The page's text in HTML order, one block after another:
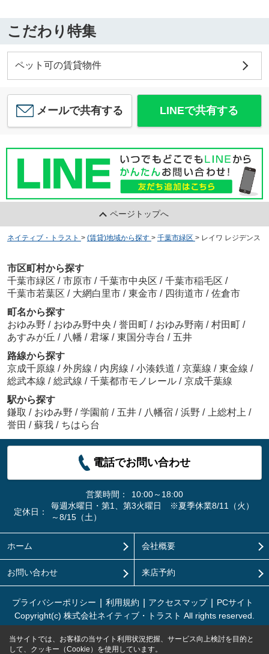
こだわり特集
ペット可の賃貸物件
メールで共有する LINEで共有する
ページトップへ
ネイティブ・トラスト > (賃貸)地域から探す > 千葉市緑区 > レイワ レジデンス
市区町村から探す
千葉市緑区 / 市原市 / 千葉市中央区 / 千葉市稲毛区 /
千葉市若葉区 / 大網白里市 / 東金市 / 四街道市 / 佐倉市
町名から探す
おゆみ野 / おゆみ野中央 / 誉田町 / おゆみ野南 / 村田町 /
あすみが丘 / 八幡 / 君塚 / 東国分寺台 / 五井
路線から探す
京成千原線 / 外房線 / 内房線 / 小湊鉄道 / 京葉線 / 東金線 /
総武本線 / 総武線 / 千葉都市モノレール / 京成千葉線
駅から探す
鎌取 / おゆみ野 / 学園前 / 五井 / 八幡宿 / 浜野 / 上総村上 /
誉田 / 蘇我 / ちはら台
電話でお問い合わせ
営業時間：
10:00～18:00
定休日：
毎週水曜日・第1、第3火曜日 ※夏季休業8/11（火）
～8/15（土）
ホーム 会社概要
お問い合わせ 来店予約
プライバシーポリシー 利用規約 アクセスマップ
PCサイト
Copyright(c) 株式会社ネイティブ・トラスト All rights reserved.
当サイトでは、お客様の当サイト利用状況把握、サービス向上検討を目的と
して、クッキー（Cookie）を使用しています。